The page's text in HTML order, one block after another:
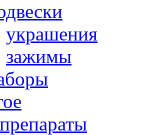
украшения
зажимы